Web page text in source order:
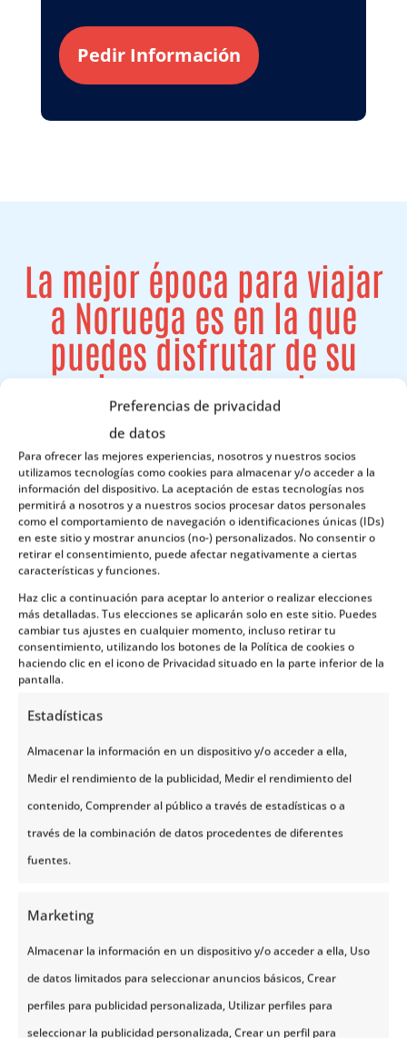
Preferencias de privacidad
de datos
Para ofrecer las mejores experiencias, nosotros y nuestros socios
utilizamos tecnologías como cookies para almacenar y/o acceder a la
información del dispositivo. La aceptación de estas tecnologías nos
permitirá a nosotros y a nuestros socios procesar datos personales
como el comportamiento de navegación o identificaciones únicas (IDs)
en este sitio y mostrar anuncios (no-) personalizados. No consentir o
retirar el consentimiento, puede afectar negativamente a ciertas
características y funciones.
Haz clic a continuación para aceptar lo anterior o realizar elecciones
más detalladas. Tus elecciones se aplicarán solo en este sitio. Puedes
cambiar tus ajustes en cualquier momento, incluso retirar tu
consentimiento, utilizando los botones de la Política de cookies o
haciendo clic en el icono de Privacidad situado en la parte inferior de la
pantalla.
Estadísticas
Almacenar la información en un dispositivo y/o acceder a ella,
Medir el rendimiento de la publicidad, Medir el rendimiento del
contenido, Comprender al público a través de estadísticas o a
través de la combinación de datos procedentes de diferentes
fuentes.
Marketing
Almacenar la información en un dispositivo y/o acceder a ella, Uso
de datos limitados para seleccionar anuncios básicos, Crear
perfiles para publicidad personalizada, Utilizar perfiles para
seleccionar la publicidad personalizada, Crear un perfil para
Pedir Información
La mejor época para viajar
a Noruega es en la que
puedes disfrutar de su
riqueza, que es la
naturaleza.
Fiordos Noruegos
¿Sabías que tiene más de 1000 fiordos?
Eso hace de este país un lugar único en
el mundo. Los más famosos los
encontrarás en la llamada “Noruega de
esta maravilla de la naturaleza a lo
largo de todo el país.
Los fiordos son prolongaciones del mar
que se adentran dentro de la tierra,
formando imágenes de película, como
acantilados o miradores únicos.